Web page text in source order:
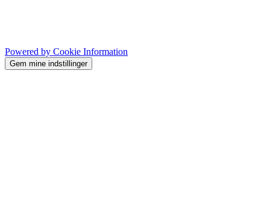
Powered by Cookie Information
Gem mine indstillinger